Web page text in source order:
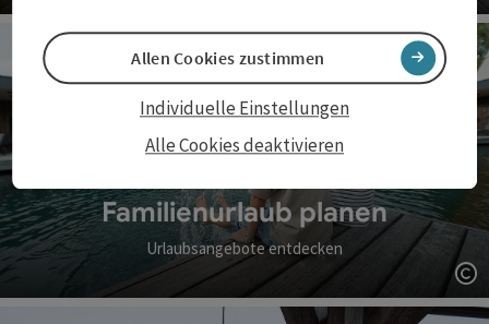
Familienurlaub planen
Urlaubsangebote entdecken
Alle Cookies deaktivieren
Individuelle Einstellungen
Allen Cookies zustimmen